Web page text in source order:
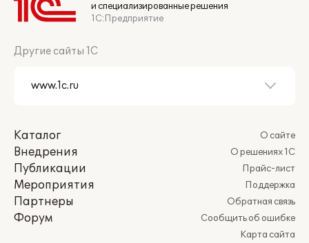
и специализированные решения
1С:Предприятие
Другие сайты 1С
Каталог
Внедрения
Публикации
Мероприятия
Партнеры
Форум
О сайте
О решениях 1С
Прайс-лист
Поддержка
Обратная связь
Сообщить об ошибке
Карта сайта